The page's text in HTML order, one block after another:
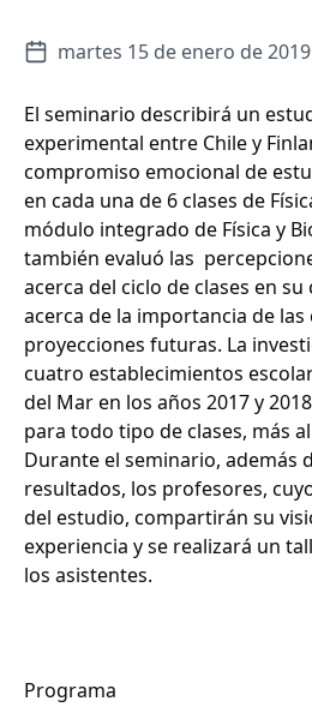
martes 15 de enero de 2019
El seminario describirá un
experimental entre Chile y
compromiso emocional de
en cada una de 6 clases de
módulo integrado de Física y
también evaluó las
acerca del ciclo de clases en
acerca de la importancia de las
proyecciones futuras. La
cuatro establecimientos
del Mar en los años 2017 y
para todo tipo de clases, más
Durante el seminario, además
resultados, los profesores,
del estudio, compartirán su
experiencia y se realizará un
los asistentes.
Programa